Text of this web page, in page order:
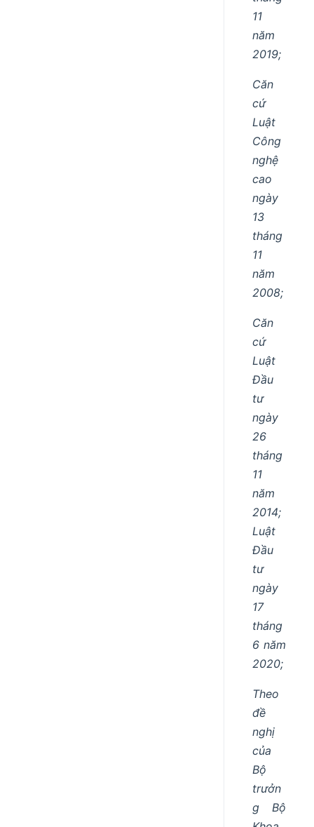
11
năm
2019;
Căn
cứ
Luật
Công
nghệ
cao
ngày
13
tháng
11
năm
2008;
Căn
cứ
Luật
Đầu
tư
ngày
26
tháng
11
năm
2014;
Luật
Đầu
tư
ngày
17
tháng
6 năm
2020;
Theo
đề
nghị
của
Bộ
trưởn
g Bộ